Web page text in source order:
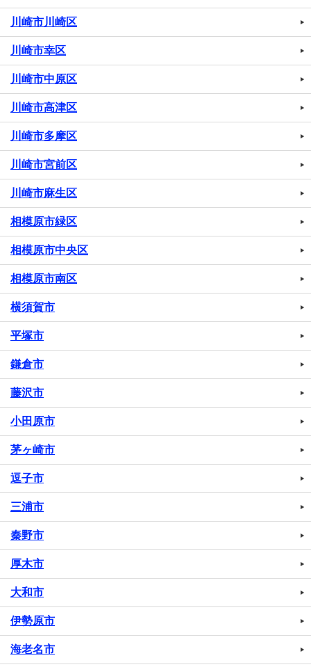
川崎市川崎区
川崎市幸区
川崎市中原区
川崎市高津区
川崎市多摩区
川崎市宮前区
川崎市麻生区
相模原市緑区
相模原市中央区
相模原市南区
横須賀市
平塚市
鎌倉市
藤沢市
小田原市
茅ヶ崎市
逗子市
三浦市
秦野市
厚木市
大和市
伊勢原市
海老名市